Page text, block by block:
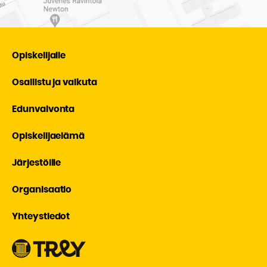
Opiskelijalle
Osallistu ja vaikuta
Edunvalvonta
Opiskelijaelämä
Järjestöille
Organisaatio
Yhteystiedot